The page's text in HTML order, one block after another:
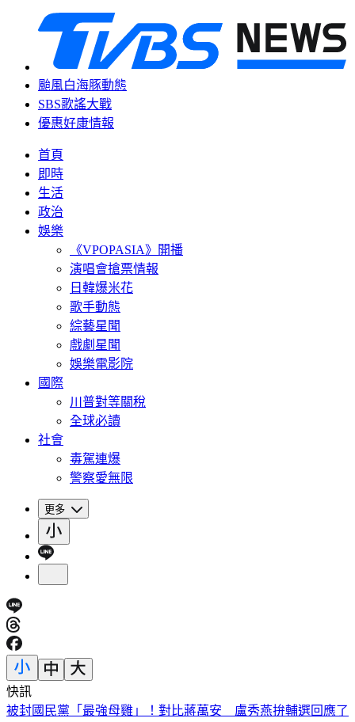
颱風白海豚動態
SBS歌謠大戰
優惠好康情報
首頁
即時
生活
政治
娛樂
《VPOPASIA》開播
演唱會搶票情報
日韓爆米花
歌手動態
綜藝星聞
戲劇星聞
娛樂電影院
國際
川普對等關稅
全球必讀
社會
毒駕連爆
警察愛無限
更多
快訊
被封國民黨「最強母雞」！對比蔣萬安 盧秀燕拚輔選回應了